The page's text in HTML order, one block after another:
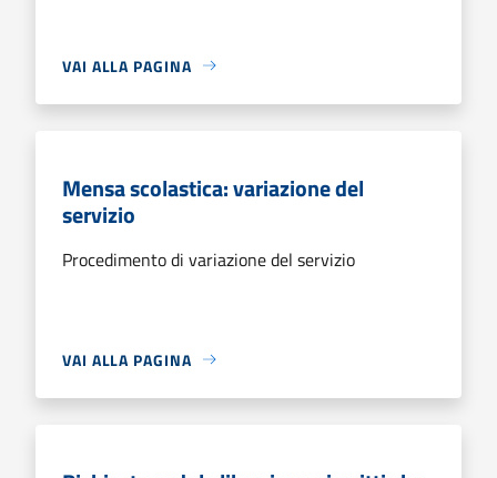
VAI ALLA PAGINA
Mensa scolastica: variazione del
servizio
Procedimento di variazione del servizio
VAI ALLA PAGINA